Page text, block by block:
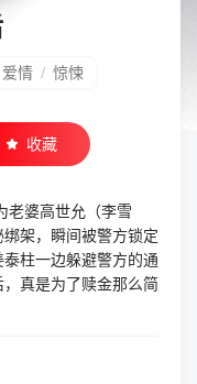
爱情 / 惊悚
收藏
老婆高世允（李雪
架，瞬间被警方锁定
柱一边躲避警方的通
真是为了赎金那么简